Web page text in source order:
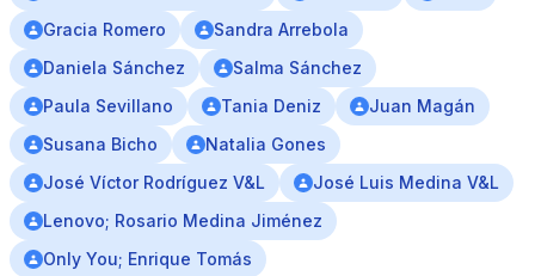
Gracia Romero
Sandra Arrebola
Daniela Sánchez
Salma Sánchez
Paula Sevillano
Tania Deniz
Juan Magán
Susana Bicho
Natalia Gones
José Víctor Rodríguez V&L
José Luis Medina V&L
Lenovo; Rosario Medina Jiménez
Only You; Enrique Tomás